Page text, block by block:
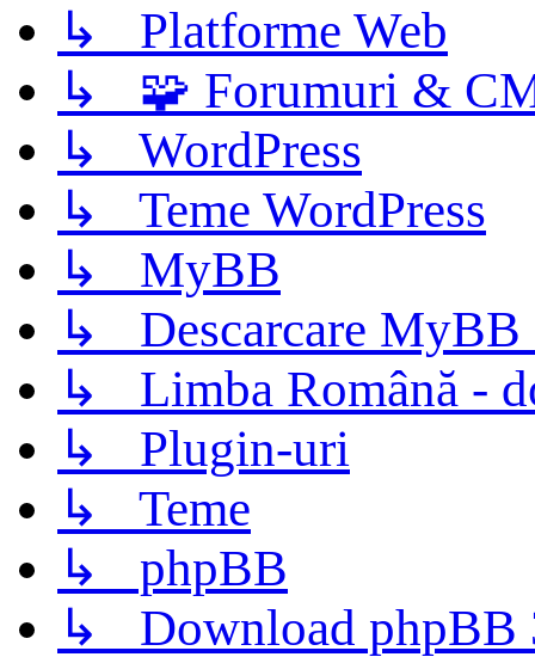
↳ Platforme Web
↳ 🧩 Forumuri &
↳ WordPress
↳ Teme WordPress
↳ MyBB
↳ Descarcare MyBB
↳ Limba Română -
↳ Plugin-uri
↳ Teme
↳ phpBB
↳ Download phpBB